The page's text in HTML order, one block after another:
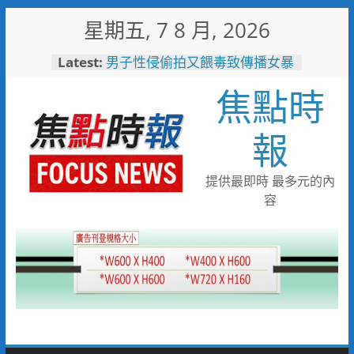
星期五, 7 8 月, 2026
Latest: 男子性侵偷拍又餵毒致傳播女暴
每周抽籤展示AI神隊友！ 敏實
科大全面邁向AI Agent大學新里
程
「路不是你的」！騎士大鬧城鎮
韌性演習 前鎮警鐵腕攔停送辦
珍惜119報案專線資源 切勿無故
撥打或謊報案件
白海豚颱風來襲！台電台東區處
用「台灣電力APP」查詢
焦點時
報
提供最即時 最多元的內
容